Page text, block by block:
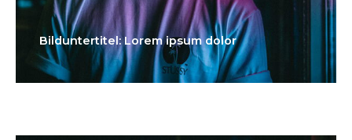
Bilduntertitel: Lorem ipsum dolor